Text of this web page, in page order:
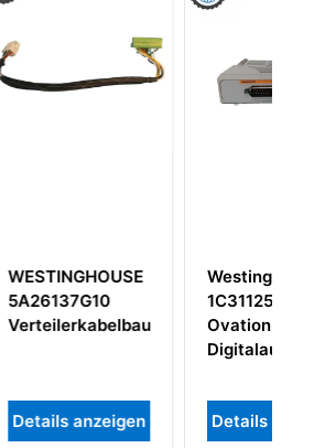
Westinghouse
1C31125G02
Ovation
Digitalausgabemodul
Details anzeigen